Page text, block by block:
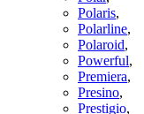
Polaris,
Polarline,
Polaroid,
Powerful,
Premiera,
Presino,
Prestigio,